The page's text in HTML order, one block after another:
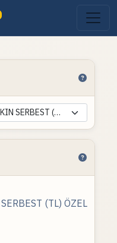
BAO — AZİMUT PORTFÖY BARKIN SERBEST (TL) ÖZEL FON
(TL) ÖZEL